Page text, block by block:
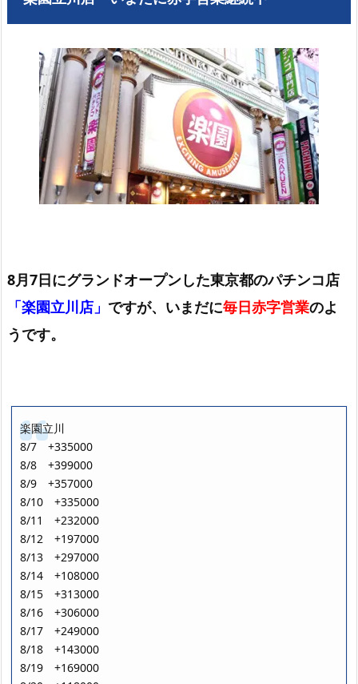
8月7日にグランドオープンした東京都のパチンコ店
「楽園立川店」 ですが、いまだに毎日赤字営業のよ
うです。
楽園立川
8/7 +335000
8/8 +399000
8/9 +357000
8/10 +335000
8/11 +232000
8/12 +197000
8/13 +297000
8/14 +108000
8/15 +313000
8/16 +306000
8/17 +249000
8/18 +143000
8/19 +169000